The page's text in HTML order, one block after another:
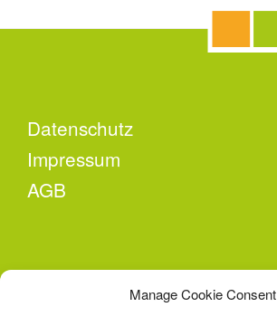
Manage Cookie Consent
Datenschutz
Impressum
AGB